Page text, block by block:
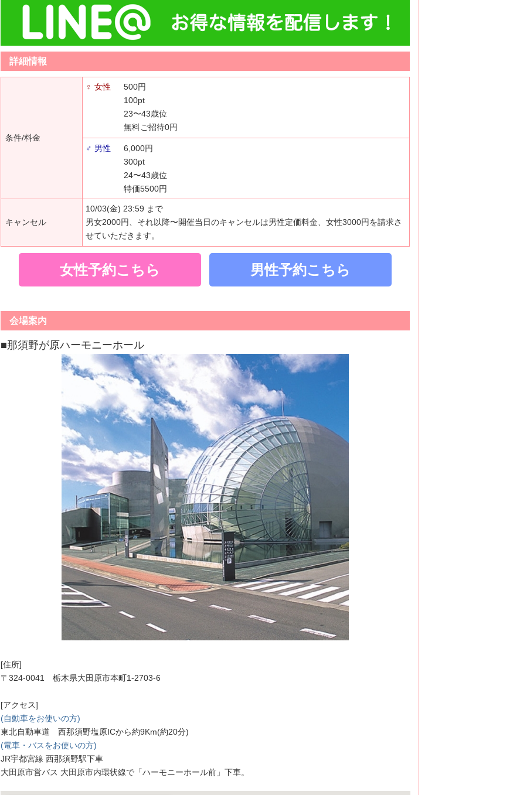
詳細情報
条件/料金
♀ 女性
500円
100pt
23〜43歳位
無料ご招待0円
♂ 男性
6,000円
300pt
24〜43歳位
特価5500円
キャンセル
10/03(金) 23:59 まで
男女2000円、それ以降〜開催当日のキャンセルは男性定価料金、女性3000円を請求さ
せていただきます。
女性予約こちら 男性予約こちら
会場案内
■那須野が原ハーモニーホール
[住所]
〒324-0041 栃木県大田原市本町1-2703-6
[アクセス]
(自動車をお使いの方)
東北自動車道 西那須野塩原ICから約9Km(約20分)
(電車・バスをお使いの方)
JR宇都宮線 西那須野駅下車
大田原市営バス 大田原市内環状線で「ハーモニーホール前」下車。